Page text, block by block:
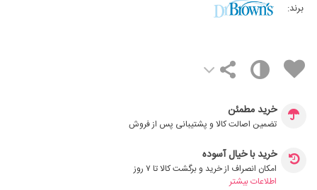
برند:
خرید مطمئن
تضمین اصالت کالا و پشتیبانی پس از فروش
خرید با خیال آسوده
امکان انصراف از خرید و برگشت کالا تا ۷ روز
اطلاعات بیشتر